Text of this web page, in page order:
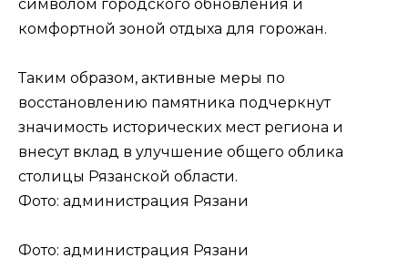
символом городского обновления и
комфортной зоной отдыха для горожан.
Таким образом, активные меры по
восстановлению памятника подчеркнут
значимость исторических мест региона и
внесут вклад в улучшение общего облика
столицы Рязанской области.
Фото: администрация Рязани
Фото: администрация Рязани